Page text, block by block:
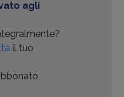
agli
il tuo